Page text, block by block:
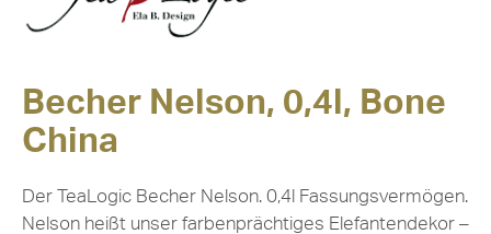
Becher Nelson, 0,4l, Bone
China
Der TeaLogic Becher Nelson. 0,4l Fassungsvermögen.
Nelson heißt unser farbenprächtiges Elefantendekor –